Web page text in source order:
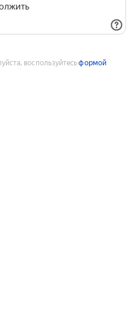
воспользуйтесьформой